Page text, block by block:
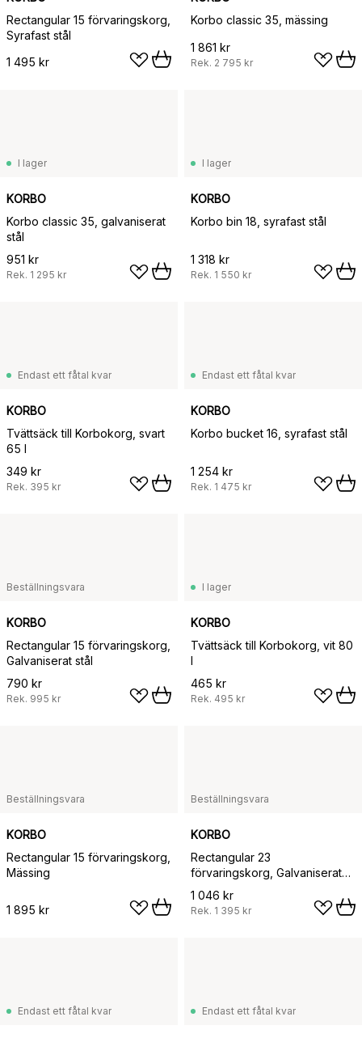
Rectangular 15 förvaringskorg,
Syrafast stål
1 495 kr
Korbo classic 35, mässing
1 861 kr
Rek. 2 795 kr
I lager
KORBO
Korbo classic 35, galvaniserat
stål
951 kr
Rek. 1 295 kr
I lager
KORBO
Korbo bin 18, syrafast stål
1 318 kr
Rek. 1 550 kr
Endast ett fåtal kvar
KORBO
Tvättsäck till Korbokorg, svart
65 l
349 kr
Rek. 395 kr
Endast ett fåtal kvar
KORBO
Korbo bucket 16, syrafast stål
1 254 kr
Rek. 1 475 kr
Beställningsvara
KORBO
Rectangular 15 förvaringskorg,
Galvaniserat stål
790 kr
Rek. 995 kr
I lager
KORBO
Tvättsäck till Korbokorg, vit 80
l
465 kr
Rek. 495 kr
Beställningsvara
KORBO
Rectangular 15 förvaringskorg,
Mässing
1 895 kr
Beställningsvara
KORBO
Rectangular 23
förvaringskorg, Galvaniserat
stål
1 046 kr
Rek. 1 395 kr
Endast ett fåtal kvar Endast ett fåtal kvar